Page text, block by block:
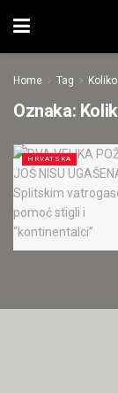
Home Tag
Oznaka:
HRVATSKA